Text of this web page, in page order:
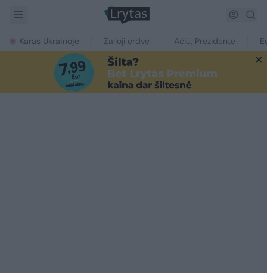
Karas Ukrainoje Žalioji erdvė Ačiū, Prezidente